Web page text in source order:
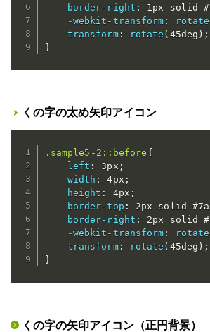
border-right : 1px solid
-webkit-transform : rotate
transform: rotate ( 45deg ) ;
}
くの字の太め矢印アイコン
.sample5-2::before {
left : 3px ;
width : 4px ;
height : 4px ;
border-top : 2px solid
border-right : 2px solid
-webkit-transform : rotate
transform: rotate ( 45deg ) ;
}
くの字の矢印アイコン（正円背景）